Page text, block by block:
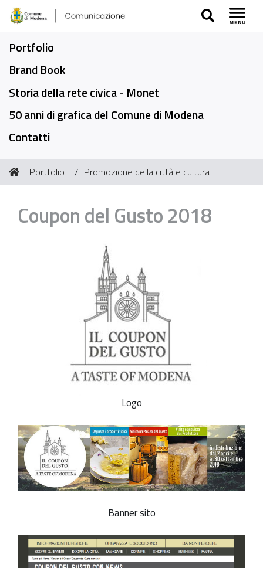
SEARCH
Portfolio
Brand Book
Storia della rete civica - Monet
50 anni di grafica del Comune di Modena
Contatti
Tu
sei
Portfolio Promozione della città e cultura
Coupon del Gusto 2018
Logo
Banner sito